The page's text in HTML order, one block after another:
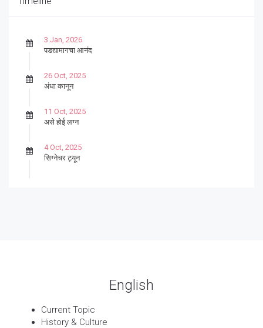
3 Jan, 2026
पडद्यामागचा आनंद
26 Oct, 2025
अंधा कानून
11 Oct, 2025
असे होई लग्न
4 Oct, 2025
सिग्नेचर ट्यून
English
Current Topic
History & Culture